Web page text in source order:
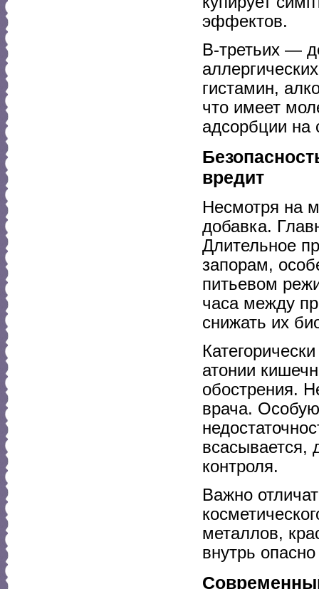
эффектов.
В-третьих —
гистамин,
что имеет
адсорбции на
вредит
Несмотря на
добавка.
Длительное
запорам,
питьевом
часа между
снижать их
атонии
обострения.
врача.
всасывается,
контроля.
Важно
металлов,
внутрь